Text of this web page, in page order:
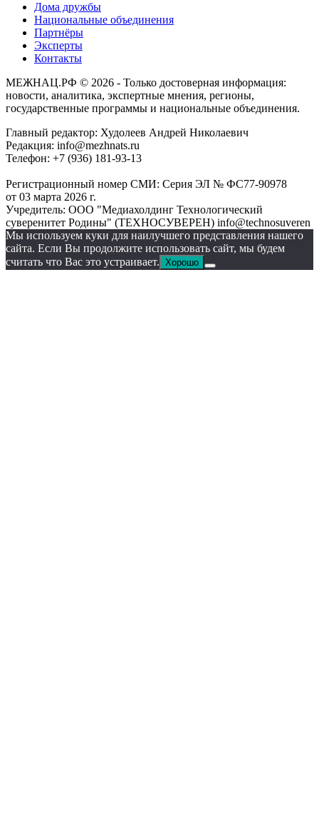
Дома дружбы
Национальные объединения
Партнёры
Эксперты
Контакты
МЕЖНАЦ.РФ © 2026 - Только достоверная информация:
новости, аналитика, экспертные мнения, регионы,
государственные программы и национальные объединения.
Главный редактор: Худолеев Андрей Николаевич
Редакция: info@mezhnats.ru
Телефон: +7 (936) 181-93-13
Регистрационный номер СМИ: Серия ЭЛ № ФС77-90978
от 03 марта 2026 г.
Учредитель: ООО "Медиахолдинг Технологический
суверенитет Родины" (ТЕХНОСУВЕРЕН) info@technosuveren
Мы используем куки для наилучшего представления нашего
сайта. Если Вы продолжите использовать сайт, мы будем
считать что Вас это устраивает. Хорошо